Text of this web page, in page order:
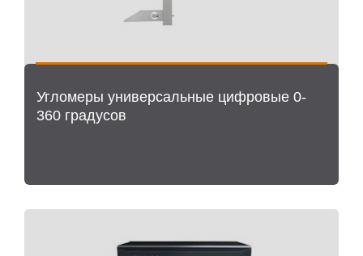
Угломеры универсальные цифровые 0-
360 градусов